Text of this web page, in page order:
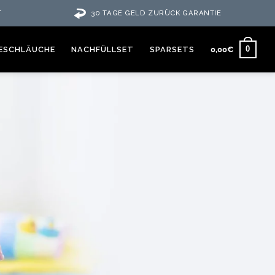
30 TAGE GELD ZURÜCK GARANTIE
NACHFÜLLSET SPARSETS 0,00€ 0